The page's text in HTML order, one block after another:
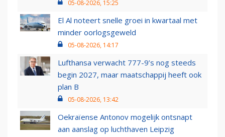
05-08-2026, 15:25
El Al noteert snelle groei in kwartaal met
minder oorlogsgeweld
05-08-2026, 14:17
Lufthansa verwacht 777-9’s nog steeds
begin 2027, maar maatschappij heeft ook
plan B
05-08-2026, 13:42
Oekraïense Antonov mogelijk ontsnapt
aan aanslag op luchthaven Leipzig